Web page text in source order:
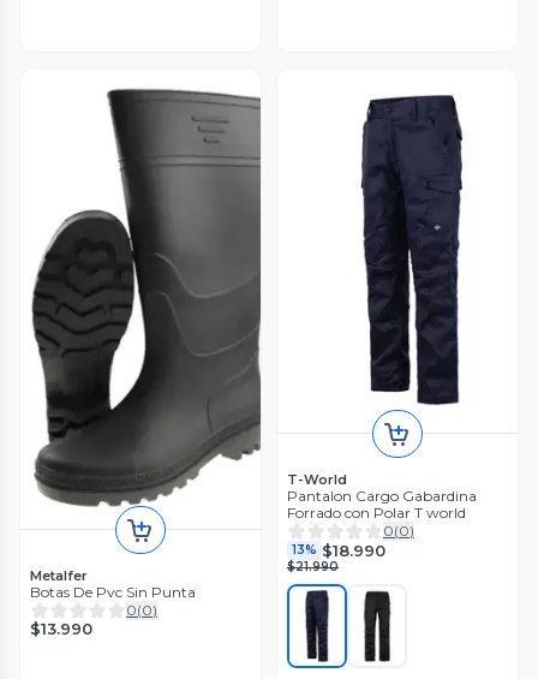
Metalfer
Botas De Pvc Sin Punta
0(0)
$13.990
T-World
Pantalon Cargo Gabardina
Forrado con Polar T world
0(0)
13% $18.990
$21.990